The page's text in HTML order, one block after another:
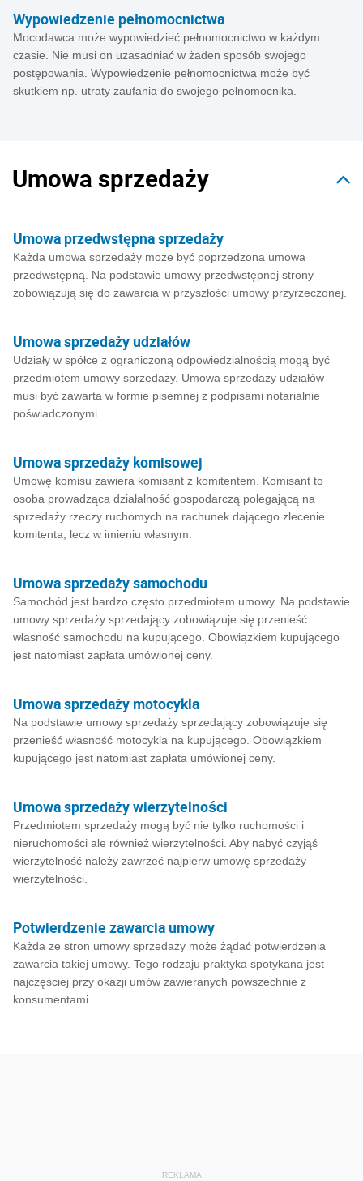
Wypowiedzenie pełnomocnictwa
Mocodawca może wypowiedzieć pełnomocnictwo w każdym
czasie. Nie musi on uzasadniać w żaden sposób swojego
postępowania. Wypowiedzenie pełnomocnictwa może być
skutkiem np. utraty zaufania do swojego pełnomocnika.
Umowa sprzedaży
Umowa przedwstępna sprzedaży
Każda umowa sprzedaży może być poprzedzona umowa
przedwstępną. Na podstawie umowy przedwstępnej strony
zobowiązują się do zawarcia w przyszłości umowy przyrzeczonej.
Umowa sprzedaży udziałów
Udziały w spółce z ograniczoną odpowiedzialnością mogą być
przedmiotem umowy sprzedaży. Umowa sprzedaży udziałów
musi być zawarta w formie pisemnej z podpisami notarialnie
poświadczonymi.
Umowa sprzedaży komisowej
Umowę komisu zawiera komisant z komitentem. Komisant to
osoba prowadząca działalność gospodarczą polegającą na
sprzedaży rzeczy ruchomych na rachunek dającego zlecenie
komitenta, lecz w imieniu własnym.
Umowa sprzedaży samochodu
Samochód jest bardzo często przedmiotem umowy. Na podstawie
umowy sprzedaży sprzedający zobowiązuje się przenieść
własność samochodu na kupującego. Obowiązkiem kupującego
jest natomiast zapłata umówionej ceny.
Umowa sprzedaży motocykla
Na podstawie umowy sprzedaży sprzedający zobowiązuje się
przenieść własność motocykla na kupującego. Obowiązkiem
kupującego jest natomiast zapłata umówionej ceny.
Umowa sprzedaży wierzytelności
Przedmiotem sprzedaży mogą być nie tylko ruchomości i
nieruchomości ale również wierzytelności. Aby nabyć czyjąś
wierzytelność należy zawrzeć najpierw umowę sprzedaży
wierzytelności.
Potwierdzenie zawarcia umowy
Każda ze stron umowy sprzedaży może żądać potwierdzenia
zawarcia takiej umowy. Tego rodzaju praktyka spotykana jest
najczęściej przy okazji umów zawieranych powszechnie z
konsumentami.
REKLAMA